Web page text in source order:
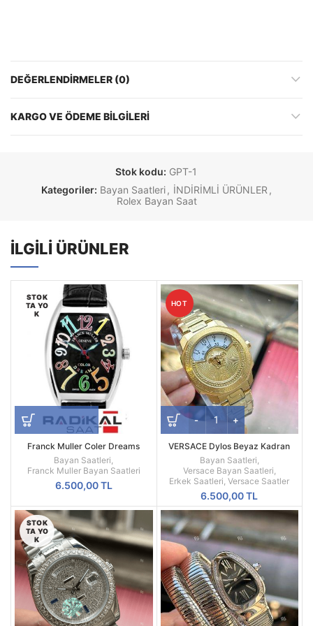
DEĞERLENDIRMELER (0)
KARGO VE ÖDEME BILGILERI
Stok kodu: GPT-1
Kategoriler: Bayan Saatleri , İNDİRİMLİ ÜRÜNLER ,
Rolex Bayan Saat
İLGILI ÜRÜNLER
STOK
TA YO
K
Franck Muller Coler Dreams
Bayan Saatleri
Franck Muller Bayan Saatleri
6.500,00TL
HOT
VERSACE Dylos Beyaz Kadran
Sarı Kasa
Bayan Saatleri
Versace Bayan Saatleri
Erkek Saatleri ,Versace Saatler
6.500,00TL
STOK
TA YO
K